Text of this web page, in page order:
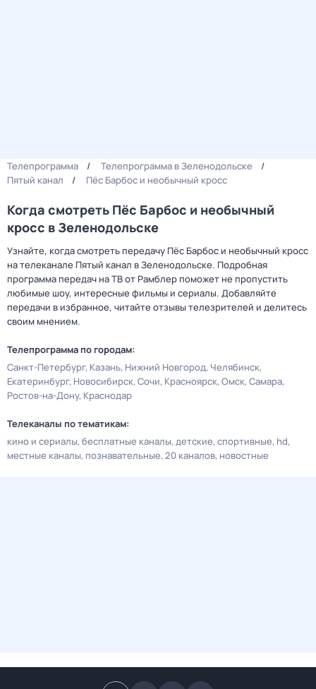
Телепрограмма
Телепрограмма в Зеленодольске
Пятый канал
Пёс Барбос и необычный кросс
Когда смотреть Пёс Барбос и необычный
кросс в Зеленодольске
Узнайте, когда смотреть передачу Пёс Барбос и необычный кросс
на телеканале Пятый канал в Зеленодольске. Подробная
программа передач на ТВ от Рамблер поможет не пропустить
любимые шоу, интересные фильмы и сериалы. Добавляйте
передачи в избранное, читайте отзывы телезрителей и делитесь
своим мнением.
Телепрограмма по городам:
Санкт-Петербург Казань Нижний Новгород Челябинск
Екатеринбург Новосибирск Сочи Красноярск Омск Самара
Ростов-на-Дону Краснодар
Телеканалы по тематикам:
кино и сериалы бесплатные каналы детские спортивные hd
местные каналы познавательные 20 каналов новостные